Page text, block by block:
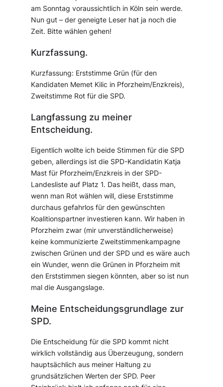
am Sonntag voraussichtlich in Köln sein werde.
Nun gut – der geneigte Leser hat ja noch die
Zeit. Bitte wählen gehen!
Kurzfassung.
Kurzfassung: Erststimme Grün (für den
Kandidaten Memet Kilic in Pforzheim/Enzkreis),
Zweitstimme Rot für die SPD.
Langfassung zu meiner
Entscheidung.
Eigentlich wollte ich beide Stimmen für die SPD
geben, allerdings ist die SPD-Kandidatin Katja
Mast für Pforzheim/Enzkreis in der SPD-
Landesliste auf Platz 1. Das heißt, dass man,
wenn man Rot wählen will, diese Erststimme
durchaus gefahrlos für den gewünschten
Koalitionspartner investieren kann. Wir haben in
Pforzheim zwar (mir unverständlicherweise)
keine kommunizierte Zweitstimmenkampagne
zwischen Grünen und der SPD und es wäre auch
ein Wunder, wenn die Grünen in Pforzheim mit
den Erststimmen siegen könnten, aber so ist nun
mal die Ausgangslage.
Meine Entscheidungsgrundlage zur
SPD.
Die Entscheidung für die SPD kommt nicht
wirklich vollständig aus Überzeugung, sondern
hauptsächlich aus meiner Haltung zu
grundsätzlichen Werten der SPD. Peer